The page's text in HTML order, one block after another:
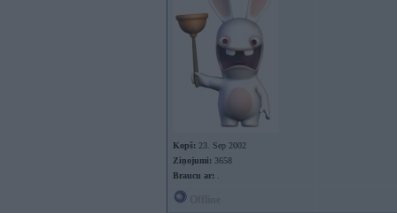
Kopš: 23. Sep 2002
Ziņojumi: 3658
Braucu ar: